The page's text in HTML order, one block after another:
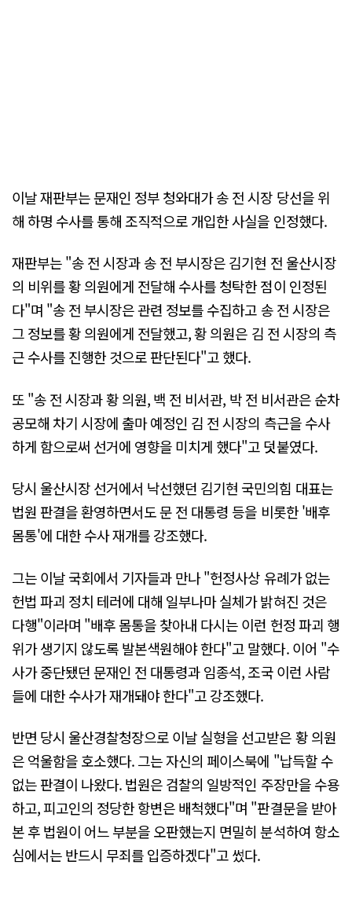
이날 재판부는 문재인 정부 청와대가 송 전 시장 당선을 위
해 하명 수사를 통해 조직적으로 개입한 사실을 인정했다.
재판부는 "송 전 시장과 송 전 부시장은 김기현 전 울산시장
의 비위를 황 의원에게 전달해 수사를 청탁한 점이 인정된
다"며 "송 전 부시장은 관련 정보를 수집하고 송 전 시장은
그 정보를 황 의원에게 전달했고, 황 의원은 김 전 시장의 측
근 수사를 진행한 것으로 판단된다"고 했다.
또 "송 전 시장과 황 의원, 백 전 비서관, 박 전 비서관은 순차
공모해 차기 시장에 출마 예정인 김 전 시장의 측근을 수사
하게 함으로써 선거에 영향을 미치게 했다"고 덧붙였다.
당시 울산시장 선거에서 낙선했던 김기현 국민의힘 대표는
법원 판결을 환영하면서도 문 전 대통령 등을 비롯한 '배후
몸통'에 대한 수사 재개를 강조했다.
그는 이날 국회에서 기자들과 만나 "헌정사상 유례가 없는
헌법 파괴 정치 테러에 대해 일부나마 실체가 밝혀진 것은
다행"이라며 "배후 몸통을 찾아내 다시는 이런 헌정 파괴 행
위가 생기지 않도록 발본색원해야 한다"고 말했다. 이어 "수
사가 중단됐던 문재인 전 대통령과 임종석, 조국 이런 사람
들에 대한 수사가 재개돼야 한다"고 강조했다.
반면 당시 울산경찰청장으로 이날 실형을 선고받은 황 의원
은 억울함을 호소했다. 그는 자신의 페이스북에 "납득할 수
없는 판결이 나왔다. 법원은 검찰의 일방적인 주장만을 수용
하고, 피고인의 정당한 항변은 배척했다"며 "판결문을 받아
본 후 법원이 어느 부분을 오판했는지 면밀히 분석하여 항소
심에서는 반드시 무죄를 입증하겠다"고 썼다.